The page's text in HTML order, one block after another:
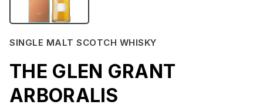
SINGLE MALT SCOTCH WHISKY
THE GLEN GRANT
ARBORALIS